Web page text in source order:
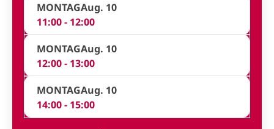
MONTAGAug. 10
11:00 - 12:00
MONTAGAug. 10
12:00 - 13:00
MONTAGAug. 10
14:00 - 15:00